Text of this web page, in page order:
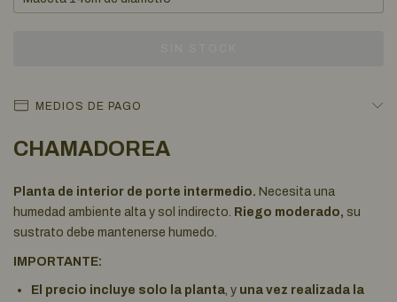
MEDIOS DE PAGO
CHAMADOREA
Planta de interior de porte intermedio. Necesita una
humedad ambiente alta y sol indirecto. Riego moderado, su
sustrato debe mantenerse humedo.
IMPORTANTE:
El precio incluye solo la planta, y una vez realizada la